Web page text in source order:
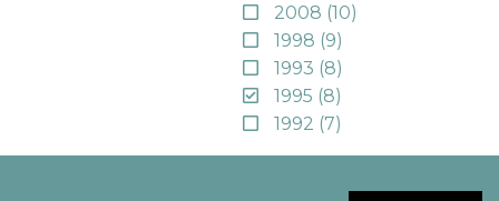
2008 (10)
1998 (9)
1993 (8)
1995 (8)
1992 (7)